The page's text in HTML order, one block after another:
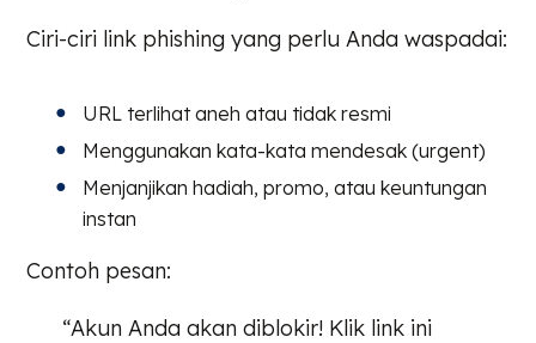
Ciri-ciri link phishing yang perlu Anda waspadai:
URL terlihat aneh atau tidak resmi
Menggunakan kata-kata mendesak (urgent)
Menjanjikan hadiah, promo, atau keuntungan
instan
Contoh pesan:
“Akun Anda akan diblokir! Klik link ini